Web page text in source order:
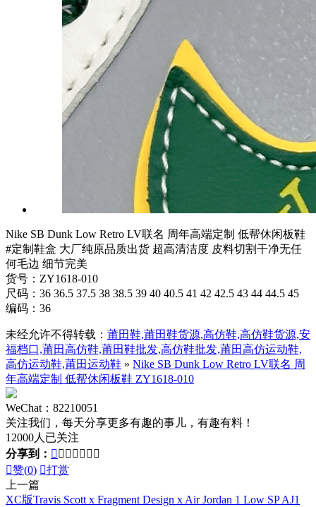
Nike SB Dunk Low Retro LV联名 周年高端定制 低帮休闲板鞋
#定制鞋盒 大厂纯原品质出货 超高清洁度 皮料切割干净无任
何毛边 细节完美
货号：ZY1618-010
尺码：36 36.5 37.5 38 38.5 39 40 40.5 41 42 42.5 43 44 44.5 45
编码：36
未经允许不得转载： 莆田鞋,莆田鞋货源,高仿鞋,高仿鞋货源,安
福档口,莆田高仿鞋,莆田鞋批发,高仿鞋批发,莆田高仿运动鞋,
高仿运动鞋,莆田运动鞋 » Nike SB Dunk Low Retro LV联名 周
年高端定制 低帮休闲板鞋 ZY1618-010
WeChat：82210051
关注我们，每天分享更多有趣的事儿，有趣有料！
12000人已关注
分享到：       
赞(0) 打赏
上一篇
XC版Travis Scott x Fragment Design x Air Jordan 1 Low SP AJ1